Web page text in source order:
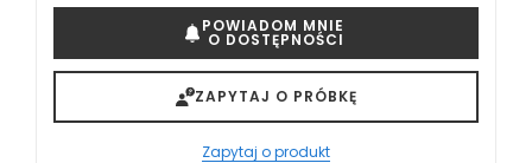
POWIADOM MNIE
O DOSTĘPNOŚCI
ZAPYTAJ O PRÓBKĘ
Zapytaj o produkt